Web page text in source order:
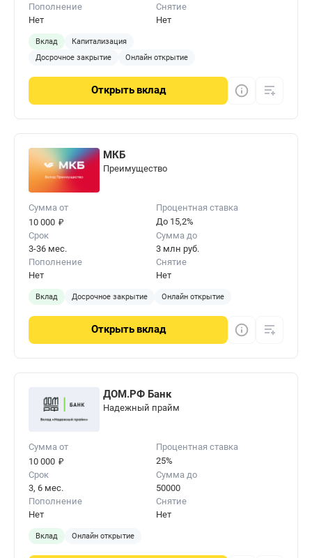
Пополнение
Нет
Снятие
Нет
Вклад
Капитализация
Досрочное закрытие
Онлайн открытие
Открыть вклад
МКБ
Преимущество
Сумма от
10 000 ₽
Процентная ставка
До 15,2%
Срок
3-36 мес.
Сумма до
3 млн руб.
Пополнение
Нет
Снятие
Нет
Вклад Досрочное закрытие Онлайн открытие
Открыть вклад
ДОМ.РФ Банк
Надежный прайм
Сумма от
10 000 ₽
Процентная ставка
25%
Срок
3, 6 мес.
Сумма до
50000
Пополнение
Нет
Снятие
Нет
Вклад Онлайн открытие